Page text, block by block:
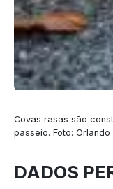
Covas rasas são
passeio. Foto:
DADOS